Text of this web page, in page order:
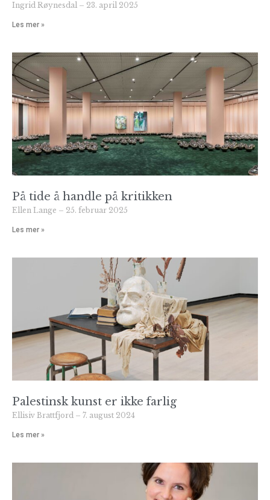
Ingrid Røynesdal 23. april 2025
Les mer »
På tide å handle på kritikken
Ellen Lange 25. februar 2025
Les mer »
Palestinsk kunst er ikke farlig
Ellisiv Brattfjord 7. august 2024
Les mer »